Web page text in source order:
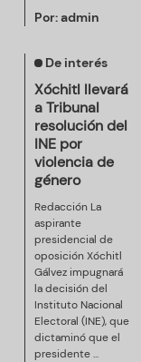
Por:admin
De interés
Xóchitl llevará
a Tribunal
resolución del
INE por
violencia de
género
Redacción La
aspirante
presidencial de
oposición Xóchitl
Gálvez impugnará
la decisión del
Instituto Nacional
Electoral (INE), que
dictaminó que el
presidente ...